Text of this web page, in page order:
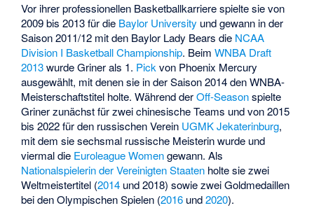
Vor ihrer professionellen Basketballkarriere spielte sie von
2009 bis 2013 für die Baylor University und gewann in der
Saison 2011/12 mit den Baylor Lady Bears die NCAA
Division I Basketball Championship. BeimWNBA Draft
2013wurde Griner als 1. Pickvon Phoenix Mercury
ausgewählt, mit denen sie in der Saison 2014 den WNBA-
Meisterschaftstitel holte. Während derOff-Seasonspielte
Griner zunächst für zwei chinesische Teams und von 2015
bis 2022 für den russischen Verein UGMK Jekaterinburg,
mit dem sie sechsmal russische Meisterin wurde und
viermal die Euroleague Womengewann. Als
Nationalspielerin der Vereinigten Staaten holte sie zwei
Weltmeistertitel (2014 und2018) sowie zwei Goldmedaillen
bei den Olympischen Spielen (2016 und2020).